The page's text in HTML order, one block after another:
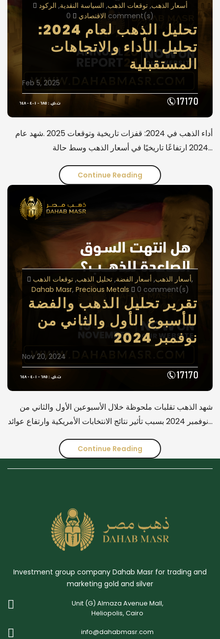
أسعار الذهب توقعات الذهب السياسة النقدية الركود
الاقتصادي 0 comment(s)
تحليل الذهب لعام 2024:
تحليل الأداء والاتجاهات
المستقبلية
Feb 5, 2025
أداء الذهب في 2024: قفزات تاريخية وتوقعات 2025 .شهد عام
2024 ارتفاعًا تاريخيًا في أسعار الذهب وسط حالة…
Continue Reading
تحليل
الأداء
والاتجاهات
المستقبلية
أسعار الذهب أسعار الفضة تحليل الذهب توقعات الذهب
Dahab Masr Precious Metals 0 comment(s)
تقرير تحليل الذهب والفضة
للأسبوع الأول والثاني من
نوفمبر 2024
Nov 20, 2024
شهد الذهب تقلبات ملحوظة خلال الأسبوعين الأول والثاني من
نوفمبر 2024 بسبب تأثير نتائج الانتخابات الأمريكية وارتفاع عوائد…
Continue Reading
تحليل
للأسبوع
الأول
من
2024
Investment group company Dahab Masr for trading and
marketing gold and silver
Unit (G) Almaza Avenue Mall,
Heliopolis, Cairo
info@dahabmasr.com